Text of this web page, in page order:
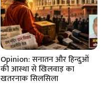
Opinion: सनातन और हिन्दुओं
की आस्था से खिलवाड़ का
खतरनाक सिलसिला